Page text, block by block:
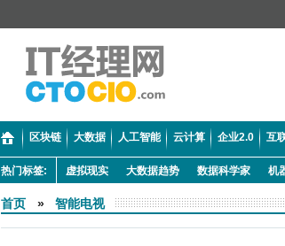
区块链 大数据 人工智能 云计算 企业2.0 互
热门标签: 虚拟现实 大数据趋势 数据科学家 机
首页 » 智能电视